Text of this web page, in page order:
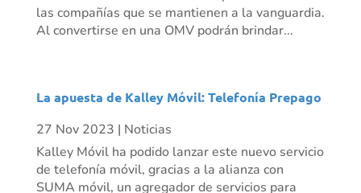
las compañías que se mantienen a la vanguardia.
Al convertirse en una OMV podrán brindar...
La apuesta de Kalley Móvil: Telefonía Prepago
27 Nov 2023 | Noticias
Kalley Móvil ha podido lanzar este nuevo servicio
de telefonía móvil, gracias a la alianza con
SUMA móvil, un agregador de servicios para